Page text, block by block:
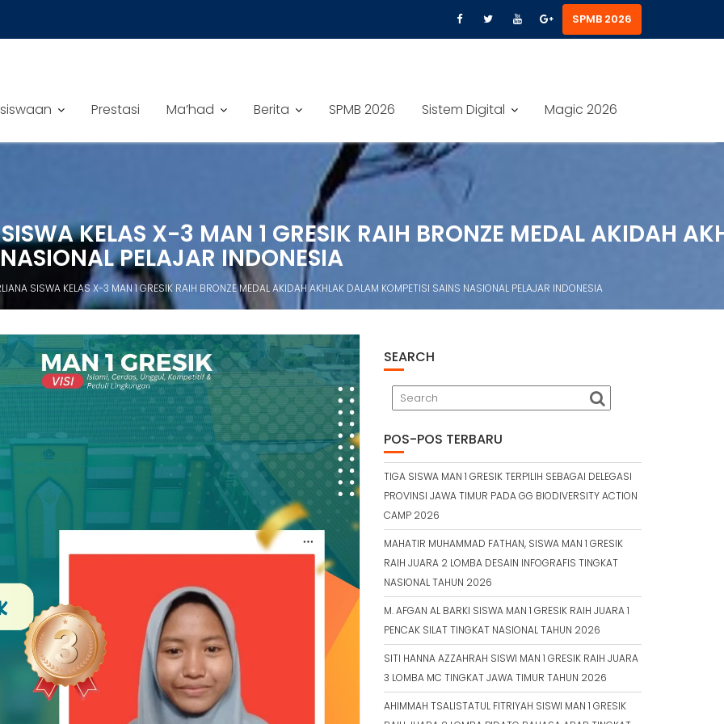
SPMB 2026
Prestasi Ma’had Berita SPMB 2026 Sistem Digital Magic 2026
KELAS X-3 MAN 1 GRESIK RAIH BRONZE MEDAL AKIDAH
PELAJAR INDONESIA
SISWA KELAS X-3 MAN 1 GRESIK RAIH BRONZE MEDAL AKIDAH AKHLAK DALAM KOMPETISI SAINS NASIONAL PELAJAR INDONESIA
SEARCH
POS-POS TERBARU
TIGA SISWA MAN 1 GRESIK TERPILIH SEBAGAI DELEGASI
PROVINSI JAWA TIMUR PADA GG BIODIVERSITY ACTION
CAMP 2026
MAHATIR MUHAMMAD FATHAN, SISWA MAN 1 GRESIK
RAIH JUARA 2 LOMBA DESAIN INFOGRAFIS TINGKAT
NASIONAL TAHUN 2026
M. AFGAN AL BARKI SISWA MAN 1 GRESIK RAIH JUARA 1
PENCAK SILAT TINGKAT NASIONAL TAHUN 2026
SITI HANNA AZZAHRAH SISWI MAN 1 GRESIK RAIH JUARA
3 LOMBA MC TINGKAT JAWA TIMUR TAHUN 2026
AHIMMAH TSALISTATUL FITRIYAH SISWI MAN 1 GRESIK